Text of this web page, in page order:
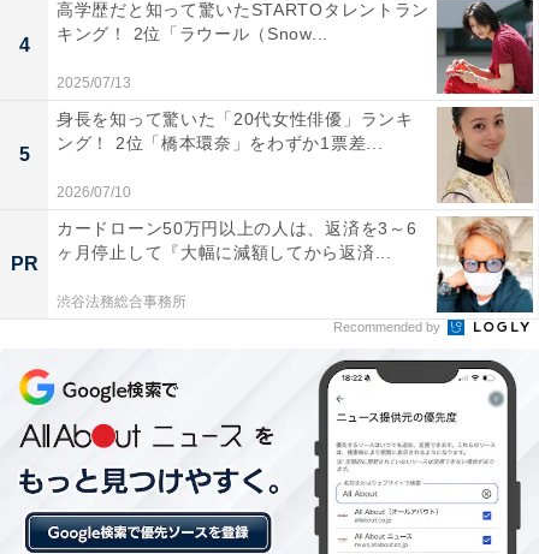
思う大学」ランキング！ 2位「北海道大学」、1
位は？
1 2
4
高学歴だと知って驚いたSTARTOタレントラン
キング！ 2位「ラウール（Snow...
2025/07/13
5
身長を知って驚いた「20代女性俳優」ランキ
ング！ 2位「橋本環奈」をわずか1票差...
2026/07/10
PR
カードローン50万円以上の人は、返済を3～6
ヶ月停止して『大幅に減額してから返済...
渋谷法務総合事務所
Recommended by